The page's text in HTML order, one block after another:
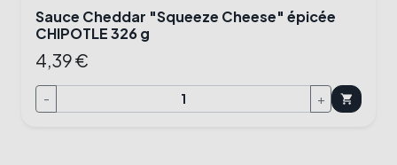
Sauce Cheddar "Squeeze Cheese" épicée
CHIPOTLE 326 g
4,39 €
- + shopping_cart